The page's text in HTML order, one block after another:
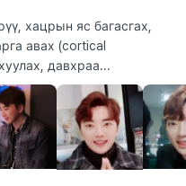
хацрын яс багасгах,
авах (cortical
давхраа...